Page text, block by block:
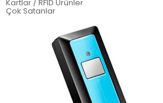
Kartlar / RFID Ürünler
Çok Satanlar